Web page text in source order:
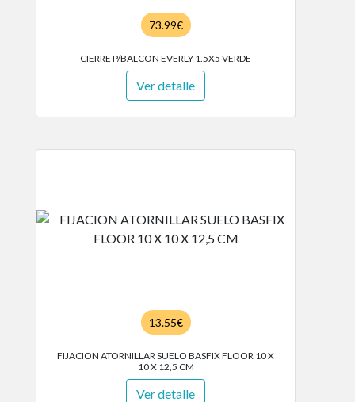
73.99€
CIERRE P/BALCON EVERLY 1.5X5 VERDE
Ver detalle
13.55€
FIJACION ATORNILLAR SUELO BASFIX FLOOR 10 X
10 X 12,5 CM
Ver detalle